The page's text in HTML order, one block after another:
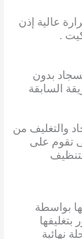
عالية إذن
.
بدون
السابقة
والتغليف من
تقوم على
بواسطة
بتغليفها
نهائية